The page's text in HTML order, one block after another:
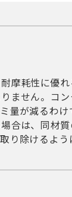
摩耗性に優
ません。コ
量が減るわ
合は、同材
り除けるよう